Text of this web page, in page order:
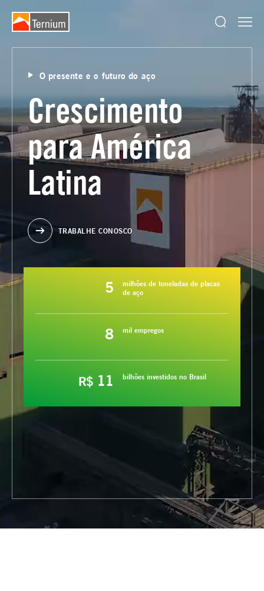
O presente e o futuro do aço
Crescimento
para América
Latina
TRABALHE CONOSCO
5
milhões de toneladas de placas
de aço
8 mil empregos
R$ 11 bilhões investidos no Brasil